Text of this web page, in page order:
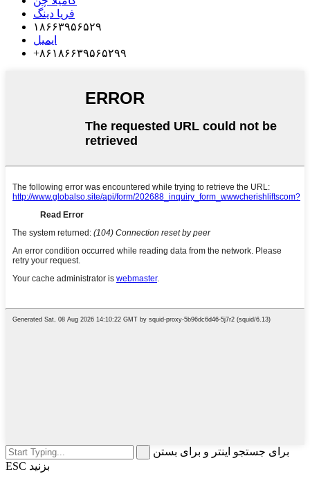
فریا دینگ
۱۸۶۶۳۹۵۶۵۲۹
ایمیل
‎+۸۶۱۸۶۶۳۹۵۶۵۲۹۹‎
برای جستجو اینتر و برای بستن
ESC بزنید